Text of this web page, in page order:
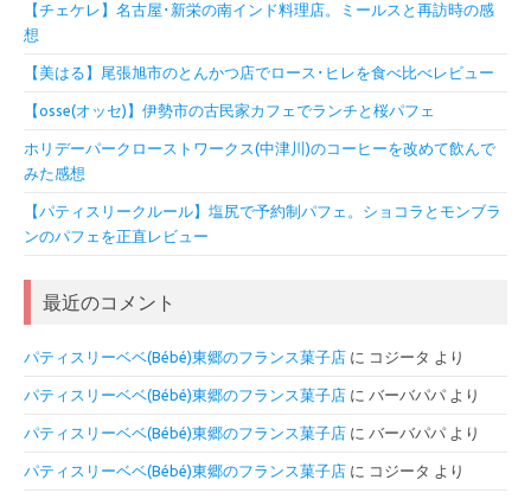
【チェケレ】名古屋･新栄の南インド料理店。ミールスと再訪時の感
想
【美はる】尾張旭市のとんかつ店でロース･ヒレを食べ比べレビュー
【osse(オッセ)】伊勢市の古民家カフェでランチと桜パフェ
ホリデーパークローストワークス(中津川)のコーヒーを改めて飲んで
みた感想
【パティスリークルール】塩尻で予約制パフェ。ショコラとモンブラ
ンのパフェを正直レビュー
最近のコメント
パティスリーベベ(Bébé)東郷のフランス菓子店 に コジータ より
パティスリーベベ(Bébé)東郷のフランス菓子店 に バーバパパ より
パティスリーベベ(Bébé)東郷のフランス菓子店 に バーバパパ より
パティスリーベベ(Bébé)東郷のフランス菓子店 に コジータ より